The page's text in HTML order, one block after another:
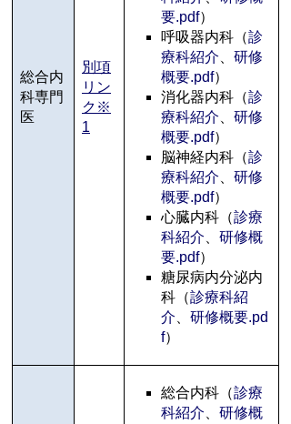
総合内
科専門
医
別項
リン
ク※
1
要.pdf）
呼吸器内科（診
療科紹介
研修
概要.pdf）
消化器内科（診
療科紹介
研修
概要.pdf）
脳神経内科（診
療科紹介
研修
概要.pdf）
心臓内科（診療
科紹介
研修概
要.pdf）
糖尿病内分泌内
科（診療科紹
介
研修概要.pd
f）
総合内科（診療
科紹介
研修概